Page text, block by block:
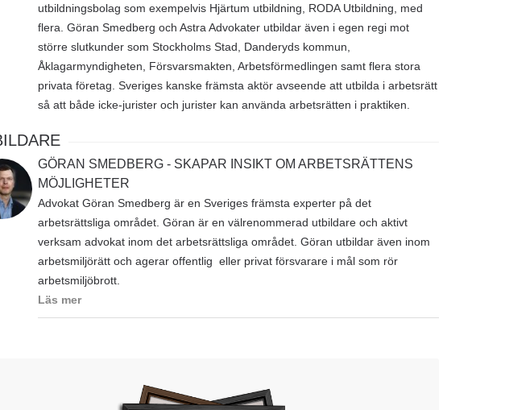
utbildningsbolag som exempelvis Hjärtum utbildning, RODA Utbildning, med
flera. Göran Smedberg och Astra Advokater utbildar även i egen regi mot
större slutkunder som Stockholms Stad, Danderyds kommun,
Åklagarmyndigheten, Försvarsmakten, Arbetsförmedlingen samt flera stora
privata företag. Sveriges kanske främsta aktör avseende att utbilda i arbetsrätt
så att både icke-jurister och jurister kan använda arbetsrätten i praktiken.
GÖRAN SMEDBERG - SKAPAR INSIKT OM ARBETSRÄTTENS
MÖJLIGHETER
Advokat Göran Smedberg är en Sveriges främsta experter på det
arbetsrättsliga området. Göran är en välrenommerad utbildare och aktivt
verksam advokat inom det arbetsrättsliga området. Göran utbildar även inom
arbetsmiljörätt och agerar offentlig eller privat försvarare i mål som rör
arbetsmiljöbrott.
Läs mer